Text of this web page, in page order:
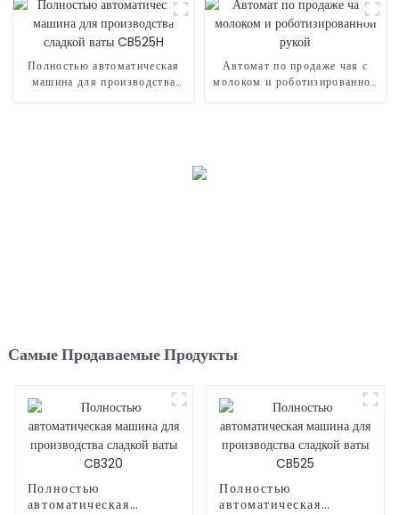
Полностью автоматическая
машина для производства
Автомат по продаже чая с
молоком и роботизированной
Самые Продаваемые Продукты
Полностью
автоматическая
Полностью
автоматическая